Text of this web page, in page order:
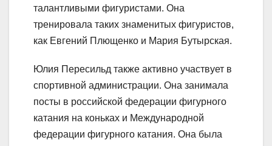
талантливыми фигуристами. Она
тренировала таких знаменитых фигуристов,
как Евгений Плющенко и Мария Бутырская.
Юлия Пересильд также активно участвует в
спортивной администрации. Она занимала
посты в российской федерации фигурного
катания на коньках и Международной
федерации фигурного катания. Она была